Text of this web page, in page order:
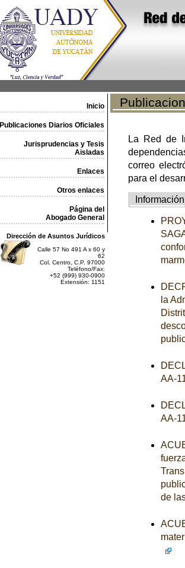
Inicio
Publicaciones Diarios Oficiales
Jurisprudencias y Tesis
Aisladas
Enlaces
Otros enlaces
Página del
Abogado General
Dirección de Asuntos Jurídicos
Calle 57 No 491 A x 60 y
62
Col. Centro, C.P. 97000
Teléfono/Fax:
+52 (999) 930-0900
Extensión: 1151
La Red de
correo
para el
Información
la
AA-
AA-
de